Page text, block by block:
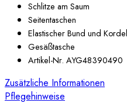
Schlitze am Saum
Seitentaschen
Elastischer Bund und
Gesäßtasche
Artikel-Nr. AYG48390490
Zusätzliche Informationen
Pflegehinweise